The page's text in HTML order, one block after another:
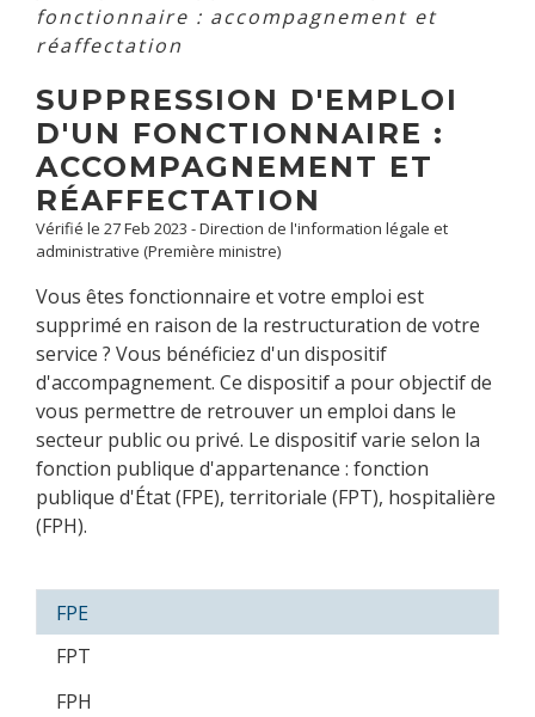
fonctionnaire : accompagnement et
réaffectation
SUPPRESSION D'EMPLOI
D'UN FONCTIONNAIRE :
ACCOMPAGNEMENT ET
RÉAFFECTATION
Vérifié le 27 Feb 2023 - Direction de l'information légale et
administrative (Première ministre)
Vous êtes fonctionnaire et votre emploi est
supprimé en raison de la restructuration de votre
service ? Vous bénéficiez d'un dispositif
d'accompagnement. Ce dispositif a pour objectif de
vous permettre de retrouver un emploi dans le
secteur public ou privé. Le dispositif varie selon la
fonction publique d'appartenance : fonction
publique d'État (FPE), territoriale (FPT), hospitalière
(FPH).
FPE
FPT
FPH